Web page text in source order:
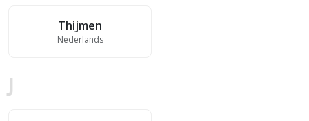
Thijmen
Nederlands
J